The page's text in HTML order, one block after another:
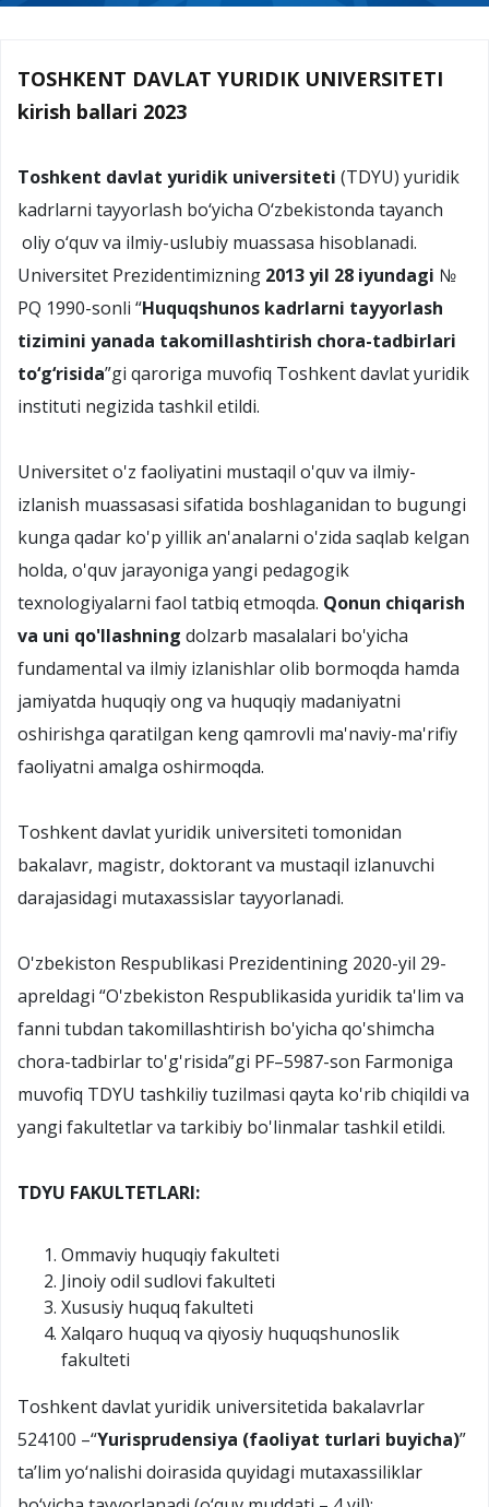
TOSHKENT DAVLAT YURIDIK UNIVERSITETI
kirish ballari 2023
Toshkent davlat yuridik universiteti (TDYU) yuridik
kadrlarni tayyorlash bo‘yicha O‘zbekistonda tayanch
oliy o‘quv va ilmiy-uslubiy muassasa hisoblanadi.
Universitet Prezidentimizning 2013 yil 28 iyundagi №
PQ 1990-sonli “Huquqshunos kadrlarni tayyorlash
tizimini yanada takomillashtirish chora-tadbirlari
to‘g‘risida”gi qaroriga muvofiq Toshkent davlat yuridik
instituti negizida tashkil etildi.
Universitet o'z faoliyatini mustaqil o'quv va ilmiy-
izlanish muassasasi sifatida boshlaganidan to bugungi
kunga qadar ko'p yillik an'analarni o'zida saqlab kelgan
holda, o'quv jarayoniga yangi pedagogik
texnologiyalarni faol tatbiq etmoqda. Qonun chiqarish
va uni qo'llashning dolzarb masalalari bo'yicha
fundamental va ilmiy izlanishlar olib bormoqda hamda
jamiyatda huquqiy ong va huquqiy madaniyatni
oshirishga qaratilgan keng qamrovli ma'naviy-ma'rifiy
faoliyatni amalga oshirmoqda.
Toshkent davlat yuridik universiteti tomonidan
bakalavr, magistr, doktorant va mustaqil izlanuvchi
darajasidagi mutaxassislar tayyorlanadi.
O'zbekiston Respublikasi Prezidentining 2020-yil 29-
apreldagi “O'zbekiston Respublikasida yuridik ta'lim va
fanni tubdan takomillashtirish bo'yicha qo'shimcha
chora-tadbirlar to'g'risida”gi PF–5987-son Farmoniga
muvofiq TDYU tashkiliy tuzilmasi qayta ko'rib chiqildi va
yangi fakultetlar va tarkibiy bo'linmalar tashkil etildi.
TDYU FAKULTETLARI:
Ommaviy huquqiy fakulteti
Jinoiy odil sudlovi fakulteti
Xususiy huquq fakulteti
Xalqaro huquq va qiyosiy huquqshunoslik
fakulteti
Toshkent davlat yuridik universitetida bakalavrlar
524100 –“Yurisprudensiya (faoliyat turlari buyicha)”
ta’lim yo‘nalishi doirasida quyidagi mutaxassiliklar